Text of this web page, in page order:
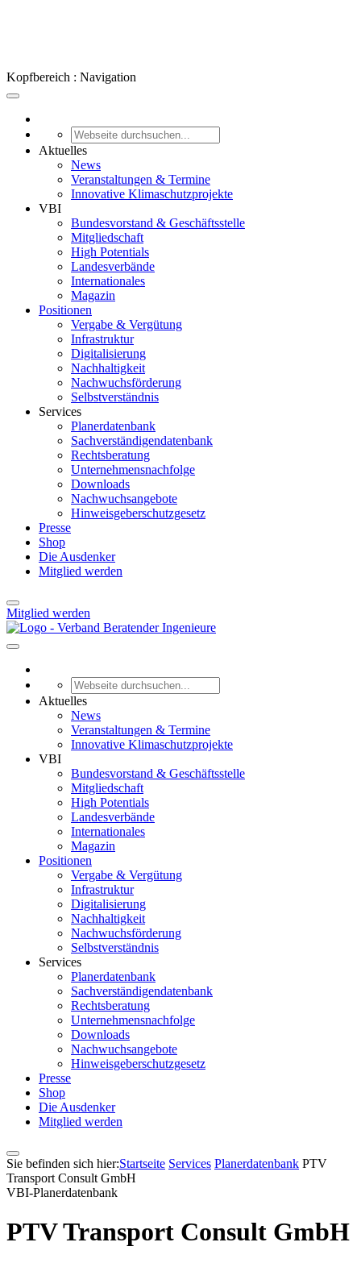
Kopfbereich : Navigation
Aktuelles
News
Veranstaltungen & Termine
Innovative Klimaschutzprojekte
VBI
Bundesvorstand & Geschäftsstelle
Mitgliedschaft
High Potentials
Landesverbände
Internationales
Magazin
Positionen
Vergabe & Vergütung
Infrastruktur
Digitalisierung
Nachhaltigkeit
Nachwuchsförderung
Selbstverständnis
Services
Planerdatenbank
Sachverständigendatenbank
Rechtsberatung
Unternehmensnachfolge
Downloads
Nachwuchsangebote
Hinweisgeberschutzgesetz
Presse
Shop
Die Ausdenker
Mitglied werden
Mitglied werden
Aktuelles
News
Veranstaltungen & Termine
Innovative Klimaschutzprojekte
VBI
Bundesvorstand & Geschäftsstelle
Mitgliedschaft
High Potentials
Landesverbände
Internationales
Magazin
Positionen
Vergabe & Vergütung
Infrastruktur
Digitalisierung
Nachhaltigkeit
Nachwuchsförderung
Selbstverständnis
Services
Planerdatenbank
Sachverständigendatenbank
Rechtsberatung
Unternehmensnachfolge
Downloads
Nachwuchsangebote
Hinweisgeberschutzgesetz
Presse
Shop
Die Ausdenker
Mitglied werden
Sie befinden sich hier:Startseite Services Pla­ner­daten­bank PTV
Transport Consult GmbH
VBI-Pla­ner­daten­bank
PTV Transport Consult GmbH